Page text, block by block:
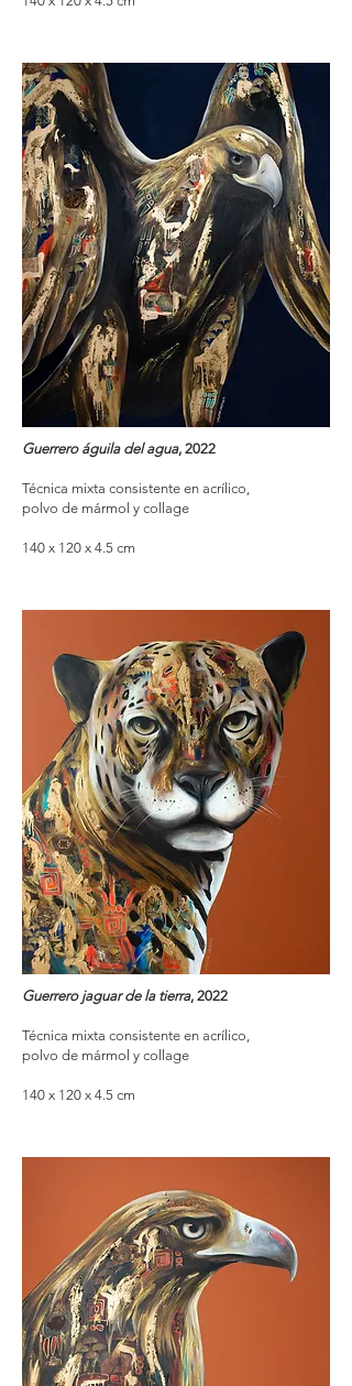
Guerrero águila del agua, 2022
Técnica mixta consistente en acrílico,
polvo de mármol y collage
140 x 120 x 4.5 cm
Guerrero jaguar de la tierra, 2022
Técnica mixta consistente en acrílico,
polvo de mármol y collage
140 x 120 x 4.5 cm